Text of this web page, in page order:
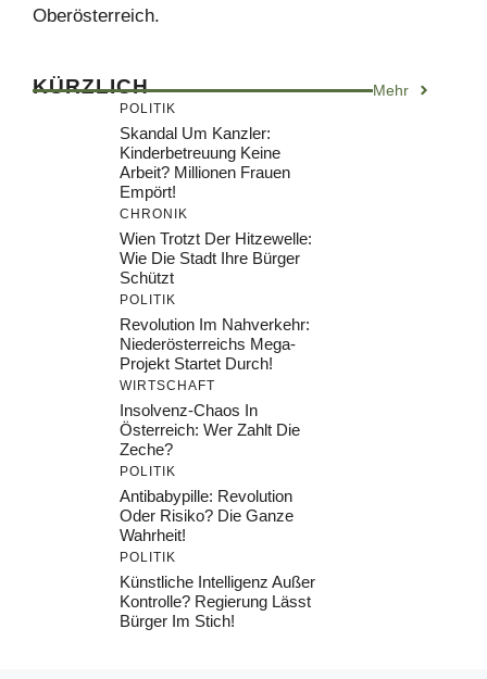
Oberösterreich.
KÜRZLICH Mehr
POLITIK
Skandal Um Kanzler:
Kinderbetreuung Keine
Arbeit? Millionen Frauen
Empört!
CHRONIK
Wien Trotzt Der Hitzewelle:
Wie Die Stadt Ihre Bürger
Schützt
POLITIK
Revolution Im Nahverkehr:
Niederösterreichs Mega-
Projekt Startet Durch!
WIRTSCHAFT
Insolvenz-Chaos In
Österreich: Wer Zahlt Die
Zeche?
POLITIK
Antibabypille: Revolution
Oder Risiko? Die Ganze
Wahrheit!
POLITIK
Künstliche Intelligenz Außer
Kontrolle? Regierung Lässt
Bürger Im Stich!